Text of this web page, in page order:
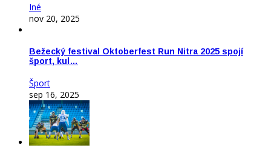
Iné
nov 20, 2025
Bežecký festival Oktoberfest Run Nitra 2025 spojí
šport, kul…
Šport
sep 16, 2025